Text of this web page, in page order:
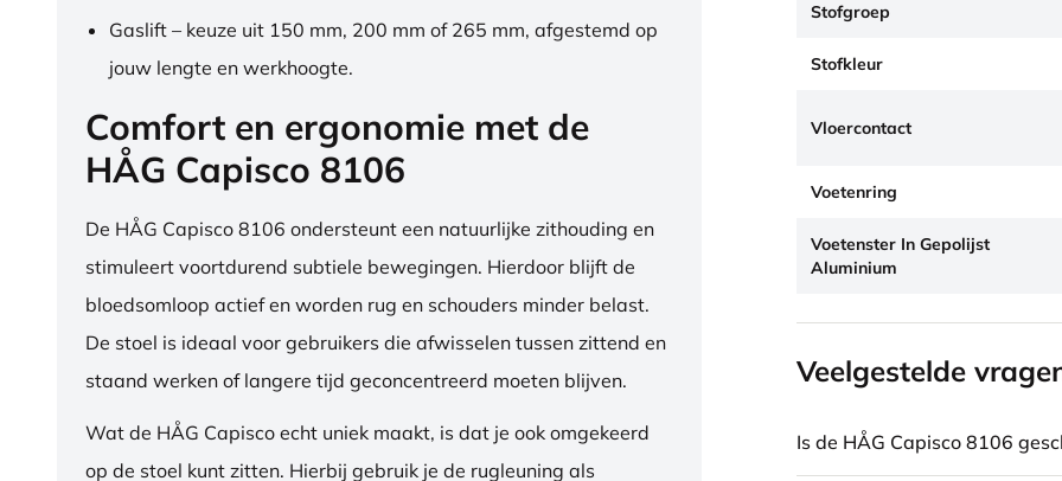
Gaslift – keuze uit 150 mm, 200 mm of 265 mm, afgestemd op
jouw lengte en werkhoogte.
Comfort en ergonomie met de
HÅG Capisco 8106
De HÅG Capisco 8106 ondersteunt een natuurlijke zithouding en
stimuleert voortdurend subtiele bewegingen. Hierdoor blijft de
bloedsomloop actief en worden rug en schouders minder belast.
De stoel is ideaal voor gebruikers die afwisselen tussen zittend en
staand werken of langere tijd geconcentreerd moeten blijven.
Wat de HÅG Capisco echt uniek maakt, is dat je ook omgekeerd
op de stoel kunt zitten. Hierbij gebruik je de rugleuning als
Stofgroep
Stofkleur
Vloercontact
Voetenring
Voetenster In Gepolijst
Aluminium
Veelgestelde
Is de HÅG Capisco 8106